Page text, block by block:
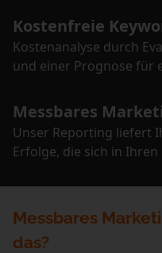
Kostenanalyse durch
und einer Prognose für
Kostenfreie
Unser Reporting liefert
Erfolge, die sich in
Messbares
Messbares
das?